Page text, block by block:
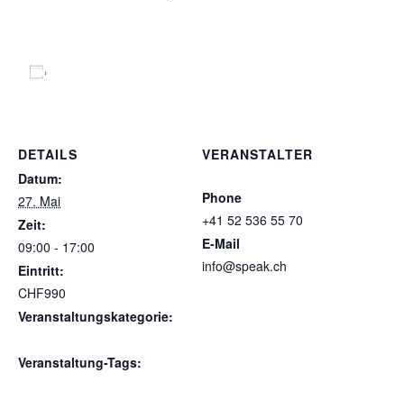
DETAILS
Datum:
27. Mai
Zeit:
09:00 - 17:00
Eintritt:
CHF990
Veranstaltungskategorie:
Veranstaltung-Tags:
VERANSTALTER
Phone
+41 52 536 55 70
E-Mail
info@speak.ch